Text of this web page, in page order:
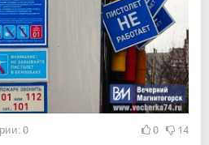
0 0 14